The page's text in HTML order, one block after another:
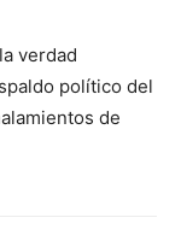
verdad
político del
de